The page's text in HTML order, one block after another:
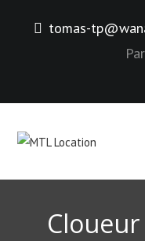
tomas-